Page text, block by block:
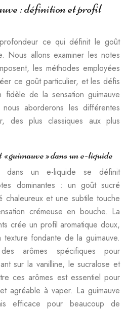
: définition et profil
ce qui définit le goût
Nous allons examiner les notes
les méthodes employées
ce goût particulier, et les défis
fidèle de la sensation guimauve
aborderons les différentes
des plus classiques aux plus
guimauve » dans un e-liquide
un e-liquide se définit
dominantes : un goût sucré
chaleureux et une subtile touche
crémeuse en bouche. La
crée un profil aromatique doux,
fondante de la guimauve.
arômes spécifiques pour
sur la vanilline, le sucralose et
ces arômes est essentiel pour
agréable à vaper. La guimauve
efficace pour beaucoup de